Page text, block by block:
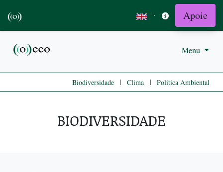
· Apoie
Menu
Biodiversidade | Clima | Politica Ambiental
BIODIVERSIDADE